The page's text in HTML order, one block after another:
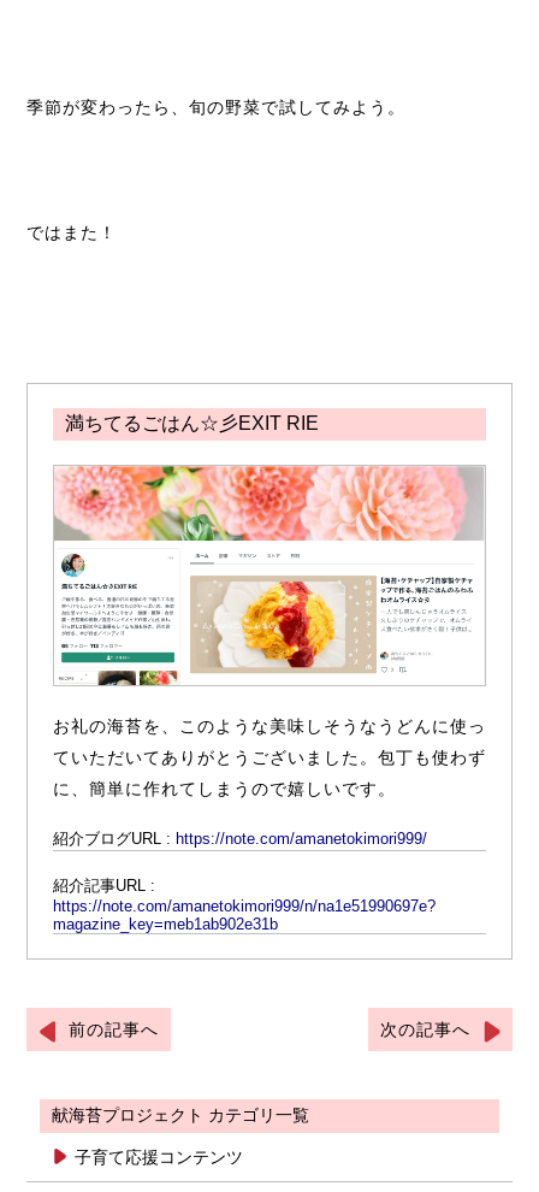
季節が変わったら、旬の野菜で試してみよう。
ではまた！
満ちてるごはん☆彡EXIT RIE
お礼の海苔を、このような美味しそうなうどんに使っ
ていただいてありがとうございました。包丁も使わず
に、簡単に作れてしまうので嬉しいです。
紹介ブログURL : https://note.com/amanetokimori999/
紹介記事URL :
https://note.com/amanetokimori999/n/na1e51990697e?
magazine_key=meb1ab902e31b
前の記事へ 次の記事へ
献海苔プロジェクト カテゴリ一覧
子育て応援コンテンツ